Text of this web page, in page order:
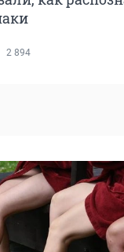
2 894